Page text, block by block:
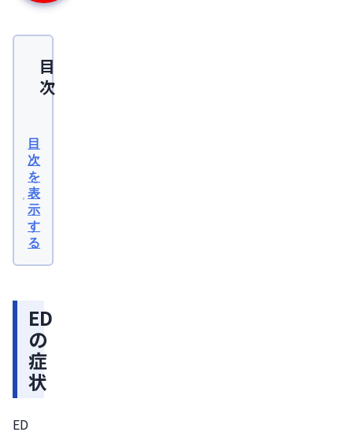
目
次
目
次
を
表
示
す
る
ED
の
症
状
ED